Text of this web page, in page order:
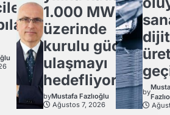
1.000 MW
üzerinde
kurulu güce
ulaşmayı
hedefliyor
byMustafa Fazlıoğlu
Ağustos 7, 2026
by